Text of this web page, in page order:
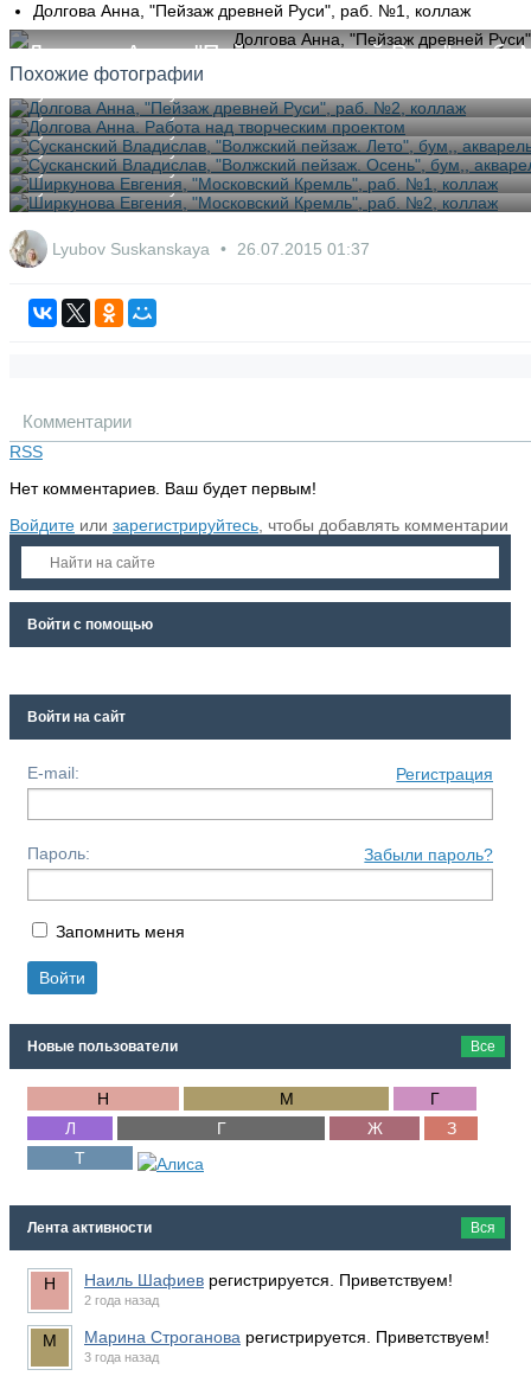
Долгова Анна, "Пейзаж древней Руси", раб. №1, коллаж
Долгова Анна, "Пейзаж древней Руси", раб.
Похожие фотографии
Lyubov Suskanskaya
Lyubov Suskanskaya
Lyubov Suskanskaya
Lyubov Suskanskaya
Lyubov Suskanskaya
Lyubov Suskanskaya 26.07.2015 01:37
Комментарии
RSS
Нет комментариев. Ваш будет первым!
Войдите или зарегистрируйтесь , чтобы добавлять комментарии
Войти с помощью
Войти на сайт
E-mail: Регистрация
Пароль: Забыли пароль?
Запомнить меня
Новые пользователи Все
Лента активности Вся
Наиль Шафиев регистрируется. Приветствуем!
2 года назад
Марина Строганова регистрируется. Приветствуем!
3 года назад